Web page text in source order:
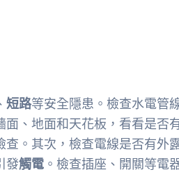
短路等安全隱患。檢查水電管
、地面和天花板，看看是否
。其次，檢查電線是否有外
發觸電 。檢查插座、開關等電